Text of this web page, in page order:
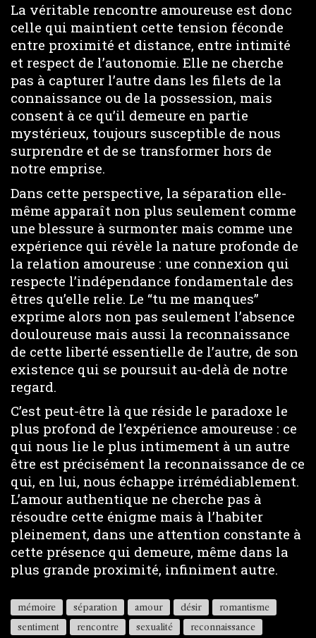
La véritable rencontre amoureuse est donc
celle qui maintient cette tension féconde
entre proximité et distance, entre intimité
et respect de l’autonomie. Elle ne cherche
pas à capturer l’autre dans les filets de la
connaissance ou de la possession, mais
consent à ce qu’il demeure en partie
mystérieux, toujours susceptible de nous
surprendre et de se transformer hors de
notre emprise.
Dans cette perspective, la séparation elle-
même apparaît non plus seulement comme
une blessure à surmonter mais comme une
expérience qui révèle la nature profonde de
la relation amoureuse : une connexion qui
respecte l’indépendance fondamentale des
êtres qu’elle relie. Le “tu me manques”
exprime alors non pas seulement l’absence
douloureuse mais aussi la reconnaissance
de cette liberté essentielle de l’autre, de son
existence qui se poursuit au-delà de notre
regard.
C’est peut-être là que réside le paradoxe le
plus profond de l’expérience amoureuse : ce
qui nous lie le plus intimement à un autre
être est précisément la reconnaissance de ce
qui, en lui, nous échappe irrémédiablement.
L’amour authentique ne cherche pas à
résoudre cette énigme mais à l’habiter
pleinement, dans une attention constante à
cette présence qui demeure, même dans la
plus grande proximité, infiniment autre.
mémoire séparation amour désir
romantisme
sentiment
rencontre sexualité reconnaissance